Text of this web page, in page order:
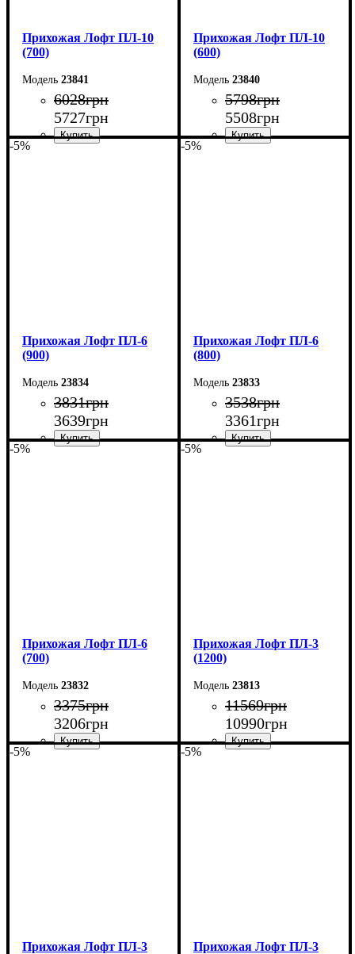
Прихожая Лофт ПЛ-10
(700)
23841
6028грн
5727грн
Прихожая Лофт ПЛ-10
(600)
23840
5798грн
5508грн
-5%
Прихожая Лофт ПЛ-6
(900)
23834
3831грн
3639грн
-5%
Прихожая Лофт ПЛ-6
(800)
23833
3538грн
3361грн
-5%
Прихожая Лофт ПЛ-6
(700)
23832
3375грн
3206грн
-5%
Прихожая Лофт ПЛ-3
(1200)
23813
11569грн
10990грн
-5%
Прихожая Лофт ПЛ-3
-5%
Прихожая Лофт ПЛ-3